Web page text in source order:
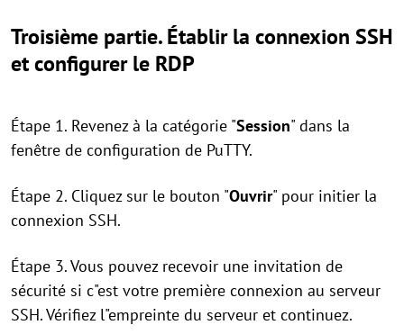
Troisième partie.Établir la connexion SSH
et configurer le RDP
Étape 1. Revenez à la catégorie "Session" dans la
fenêtre de configuration de PuTTY.
Étape 2. Cliquez sur le bouton "Ouvrir" pour initier la
connexion SSH.
Étape 3. Vous pouvez recevoir une invitation de
sécurité si c"est votre première connexion au serveur
SSH. Vérifiez l"empreinte du serveur et continuez.